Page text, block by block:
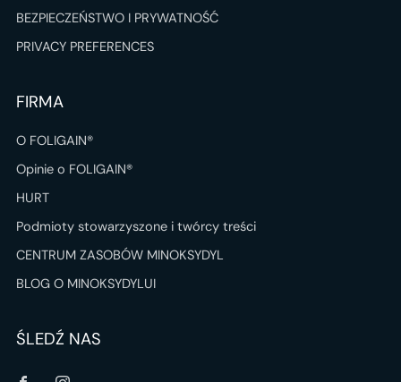
BEZPIECZEŃSTWO I PRYWATNOŚĆ
PRIVACY PREFERENCES
FIRMA
O FOLIGAIN®
Opinie o FOLIGAIN®
HURT
Podmioty stowarzyszone i twórcy treści
CENTRUM ZASOBÓW MINOKSYDYL
BLOG O MINOKSYDYLUI
ŚLEDŹ NAS